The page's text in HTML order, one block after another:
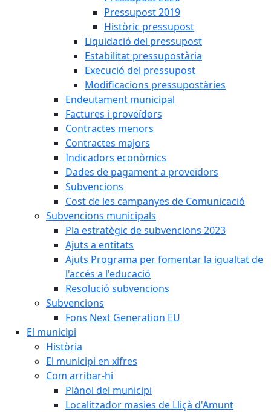
Pressupost 2019
Històric pressupost
Liquidació del pressupost
Estabilitat pressupostària
Execució del pressupost
Modificacions pressupostàries
Endeutament municipal
Factures i proveïdors
Contractes menors
Contractes majors
Indicadors econòmics
Dades de pagament a proveïdors
Subvencions
Cost de les campanyes de Comunicació
Subvencions municipals
Pla estratègic de subvencions 2023
Ajuts a entitats
Ajuts Programa per fomentar la igualtat de
l'accés a l'educació
Resolució subvencions
Subvencions
Fons Next Generation EU
El municipi
Història
El municipi en xifres
Com arribar-hi
Plànol del municipi
Localitzador masies de Lliçà d'Amunt